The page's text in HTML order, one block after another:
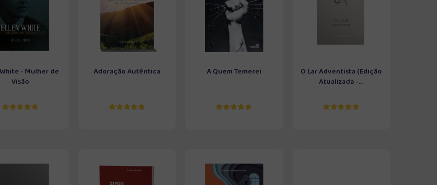
- Mulher de
Visão
Adoração Autêntica A Quem Temerei
O Lar Adventista (Edição
Atualizada -...